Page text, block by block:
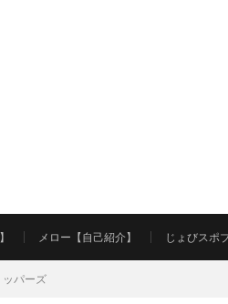
メロー【自己紹介】 じょびスポ
ッパーズ